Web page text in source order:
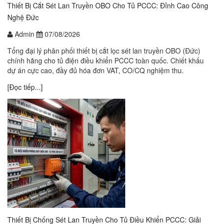
Thiết Bị Cắt Sét Lan Truyền OBO Cho Tủ PCCC: Đỉnh Cao Công
Nghệ Đức
Admin
07/08/2026
Tổng đại lý phân phối thiết bị cắt lọc sét lan truyền OBO (Đức)
chính hãng cho tủ điện điều khiển PCCC toàn quốc. Chiết khấu
dự án cực cao, đầy đủ hóa đơn VAT, CO/CQ nghiệm thu.
[Đọc tiếp...]
Thiết Bị Chống Sét Lan Truyền Cho Tủ Điều Khiển PCCC: Giải